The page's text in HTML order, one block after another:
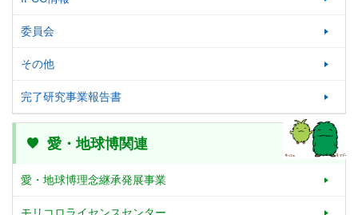
委員会
その他
完了研究事業報告書
愛・地球博関連
愛・地球博理念継承発展事業